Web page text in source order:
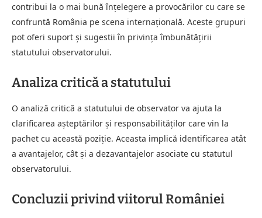
contribui la o mai bună înțelegere a provocărilor cu care se
confruntă România pe scena internațională. Aceste grupuri
pot oferi suport și sugestii în privința îmbunătățirii
statutului observatorului.
Analiza critică a statutului
O analiză critică a statutului de observator va ajuta la
clarificarea așteptărilor și responsabilităților care vin la
pachet cu această poziție. Aceasta implică identificarea atât
a avantajelor, cât și a dezavantajelor asociate cu statutul
observatorului.
Concluzii privind viitorul României